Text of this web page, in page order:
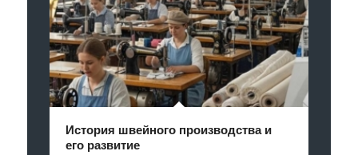
История швейного производства и
его развитие